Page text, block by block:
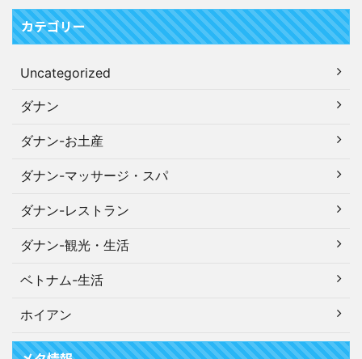
カテゴリー
Uncategorized
ダナン
ダナン-お土産
ダナン-マッサージ・スパ
ダナン-レストラン
ダナン-観光・生活
ベトナム-生活
ホイアン